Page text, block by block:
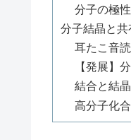
分子の極性
分子結晶と
耳たこ音
【発展】
結合と結晶
高分子化